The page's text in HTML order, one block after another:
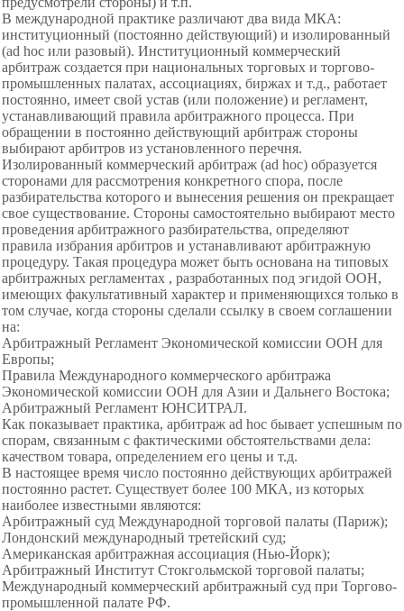
В международной практике различают два вида МКА:
институционный (постоянно действующий) и изолированный
(ad hoc или разовый). Институционный коммерческий
арбитраж создается при национальных торговых и торгово-
промышленных палатах, ассоциациях, биржах и т.д., работает
постоянно, имеет свой устав (или положение) и регламент,
устанавливающий правила арбитражного процесса. При
обращении в постоянно действующий арбитраж стороны
выбирают арбитров из установленного перечня.
Изолированный коммерческий арбитраж (ad hoc) образуется
сторонами для рассмотрения конкретного спора, после
разбирательства которого и вынесения решения он прекращает
свое существование. Стороны самостоятельно выбирают место
проведения арбитражного разбирательства, определяют
правила избрания арбитров и устанавливают арбитражную
процедуру. Такая процедура может быть основана на типовых
арбитражных регламентах , разработанных под эгидой ООН,
имеющих факультативный характер и применяющихся только в
том случае, когда стороны сделали ссылку в своем соглашении
на:
Арбитражный Регламент Экономической комиссии ООН для
Европы;
Правила Международного коммерческого арбитража
Экономической комиссии ООН для Азии и Дальнего Востока;
Арбитражный Регламент ЮНСИТРАЛ.
Как показывает практика, арбитраж ad hoc бывает успешным по
спорам, связанным с фактическими обстоятельствами дела:
качеством товара, определением его цены и т.д.
В настоящее время число постоянно действующих арбитражей
постоянно растет. Существует более 100 МКА, из которых
наиболее известными являются:
Арбитражный суд Международной торговой палаты (Париж);
Лондонский международный третейский суд;
Американская арбитражная ассоциация (Нью-Йорк);
Арбитражный Институт Стокгольмской торговой палаты;
Международный коммерческий арбитражный суд при Торгово-
промышленной палате РФ.